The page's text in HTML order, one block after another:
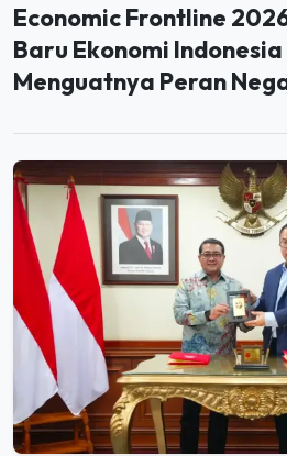
Economic Frontline
Baru Ekonomi
Menguatnya Peran